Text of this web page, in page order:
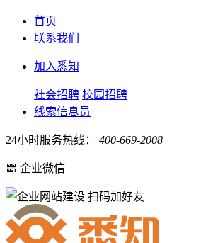
首页
联系我们
加入悉知
社会招聘 校园招聘
线索信息员
24小时服务热线： 400-669-2008
企业微信
扫码加好友